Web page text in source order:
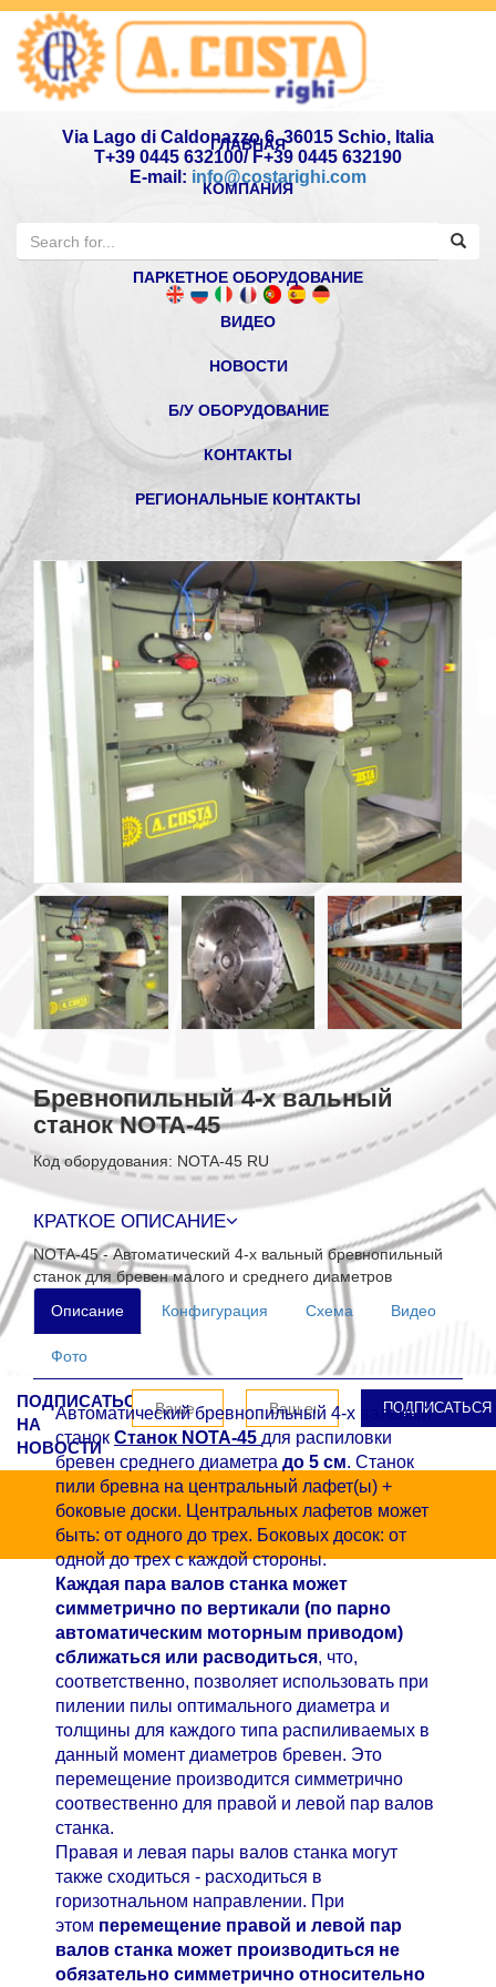
Via Lago di Caldonazzo 6, 36015 Schio, Italia
T+39 0445 632100/ F+39 0445 632190
E-mail: info@costarighi.com
ГЛАВНАЯ
КОМПАНИЯ
ПАРКЕТНОЕ ОБОРУДОВАНИЕ
ВИДЕО
НОВОСТИ
Б/У ОБОРУДОВАНИЕ
КОНТАКТЫ
РЕГИОНАЛЬНЫЕ КОНТАКТЫ
Бревнопильный 4-х вальный
станок NOTA-45
Код оборудования: NOTA-45 RU
КРАТКОЕ ОПИСАНИЕ
NOTA-45 - Автоматический 4-х вальный бревнопильный
станок для бревен малого и среднего диаметров
Описание
Конфигурация Схема Видео
Фото
Автоматический бревнопильный 4-х вальный
станок Станок NOTA-45 для распиловки
бревен среднего диаметра до 5 см. Станок
пили бревна на центральный лафет(ы) +
боковые доски. Центральных лафетов может
быть: от одного до трех. Боковых досок: от
одной до трех с каждой стороны.
Каждая пара валов станка может
симметрично по вертикали (по парно
автоматическим моторным приводом)
сближаться или расводиться, что,
соответственно, позволяет использовать при
пилении пилы оптимального диаметра и
толщины для каждого типа распиливаемых в
данный момент диаметров бревен. Это
перемещение производится симметрично
соотвественно для правой и левой пар валов
станка.
Правая и левая пары валов станка могут
также сходиться - расходиться в
горизотнальном направлении. При
этом перемещение правой и левой пар
валов станка может производиться не
обязательно симметрично относительно
ПОДПИСАТЬСЯ
НА
НОВОСТИ